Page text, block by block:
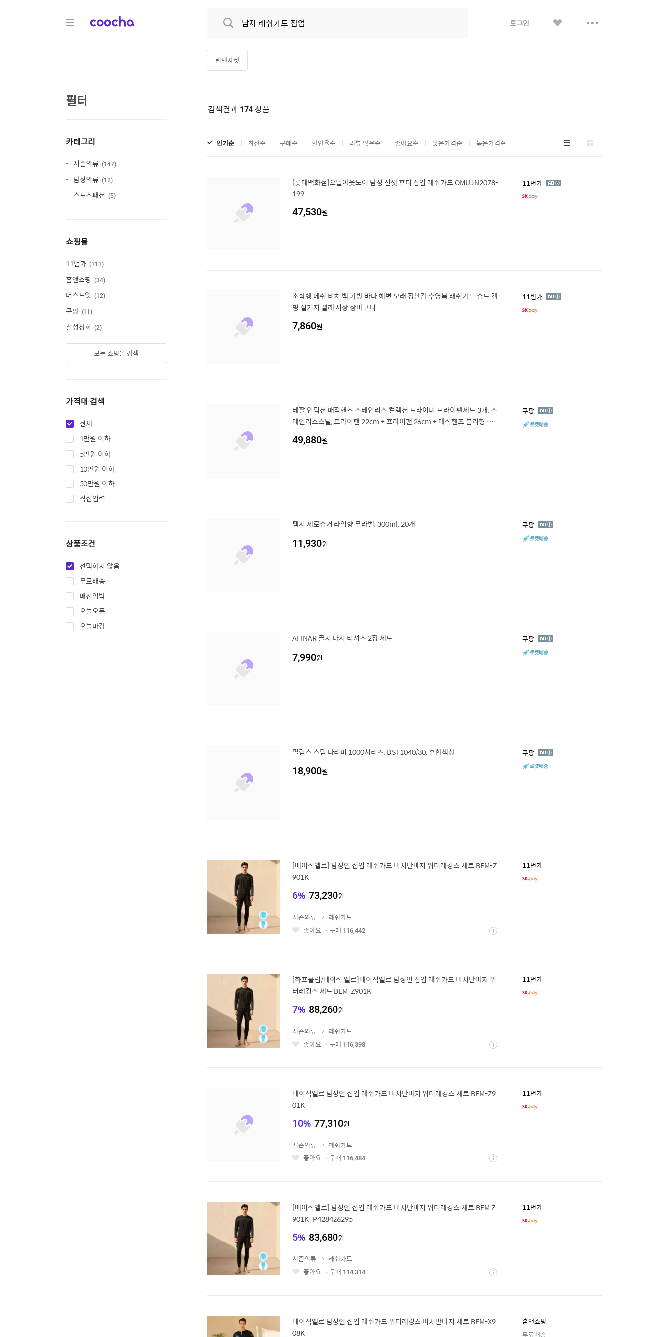
COOCHA 로그인 보
필터
카테고리
시즌의류 147
남성의류 12
스포츠패션 5
쇼핑몰
11번가 111
홈앤쇼핑 34
머스트잇 12
쿠팡 11
칠성상회 2
모든 쇼핑몰 검색
가격대 검색
전체
1만원 이하
5만원 이하
10만원 이하
50만원 이하
직접입력
상품조건
선택하지 않음
무료배송
매진임박
오늘오픈
오늘마감
린넨자켓
검색결과 174 상품
인기순 최신순 구매순 할인율순 리뷰 많은순 좋아요순 낮은가격순 높은가격순 리
스
그
리
[롯데백화점]오닐아웃도어 남성 선셋 후디 집업 레쉬가드 OMUJN2078-
199
47,530원
11번가 광
소확행 메쉬 비치 백 가방 바다 해변 모래 장난감 수영복 래쉬가드 슈트 캠
핑 설거지 빨래 시장 장바구니
7,860원
11번가 광
테팔 인덕션 매직핸즈 스테인리스 컬렉션 트라이미 프라이팬세트 3개, 스
테인리스스틸, 프라이팬 22cm + 프라이팬 26cm + 매직핸즈 분리형 손
49,880원
쿠팡 광
고
펩시 제로슈거 라임향 무라벨, 300ml, 20개
11,930원
쿠팡 광
고
AFINAR 골지 나시 티셔츠 2장 세트
7,990원
쿠팡 광
고
필립스 스팀 다리미 1000시리즈, DST1040/30, 혼합색상
18,900원
쿠팡 광
고
[베이직엘르] 남성인 집업 래쉬가드 비치반바지 워터레깅스 세트 BEM-Z
901K
6% 73,230원
11번가
좋 상
시즌의류
래쉬가드
좋아요
구매 116,442
[하프클럽/베이직 엘르]베이직엘르 남성인 집업 래쉬가드 비치반바지 워
터레깅스 세트 BEM-Z901K
7% 88,260원
11번가
좋 상
시즌의류
래쉬가드
좋아요
구매 116,398
베이직엘르 남성인 집업 래쉬가드 비치반바지 워터레깅스 세트 BEM-Z9
01K
10% 77,310원
11번가
좋 상
시즌의류
래쉬가드
좋아요
구매 116,484
[베이직엘르] 남성인 집업 래쉬가드 비치반바지 워터레깅스 세트 BEM Z
901K_P428426295
5% 83,680원
11번가
좋 상
시즌의류
래쉬가드
좋아요
구매 114,314
베이직엘르 남성인 집업 래쉬가드 워터레깅스 비치반바지 세트 BEM-X9
08K
홈앤쇼핑
무료배송